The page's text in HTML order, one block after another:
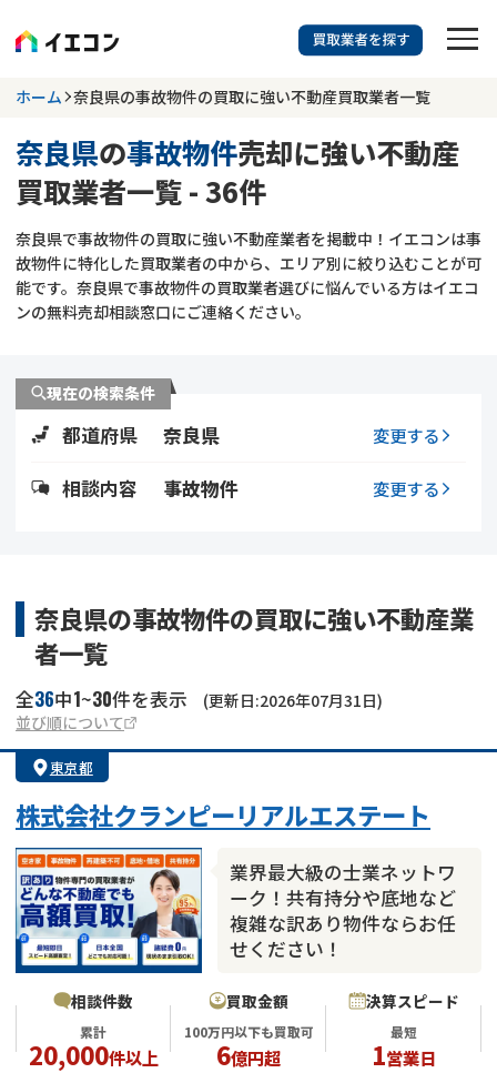
訳あり物件に強い業者を探す
奈良県 事故物件
更新日 :2026年07月31日
業者を探す
空き家
再建築不可
ゴミ屋敷
リースバック
不動産コラム
不動産売却
訳あり不動産
土地売却
借地 不動産リースバック
任意売却
アンケート調査
ホーム 奈良県の事故物件の買取に強い不動産買取業者一覧
奈良県の事故物件売却に強い不動産
買取業者一覧 - 36件
奈良県で事故物件の買取に強い不動産業者を掲載中！イエコンは事
故物件に特化した買取業者の中から、エリア別に絞り込むことが可
能です。奈良県で事故物件の買取業者選びに悩んでいる方はイエコ
ンの無料売却相談窓口にご連絡ください。
現在の検索条件
都道府県 奈良県 変更する
相談内容 事故物件 変更する
奈良県の事故物件の買取に強い不動産業
者一覧
全36中1~30件を表示
(更新日:2026年07月31日)
並び順について
東京都
株式会社クランピーリアルエステート
業界最大級の士業ネットワ
ーク！共有持分や底地など
複雑な訳あり物件ならお任
せください！
相談件数
累計
20,000件以上
買取金額
100万円以下も買取可
6億円超
決算スピード
最短
1営業日